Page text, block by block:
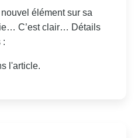
élément sur sa
C’est clair… Détails
:
l'article.